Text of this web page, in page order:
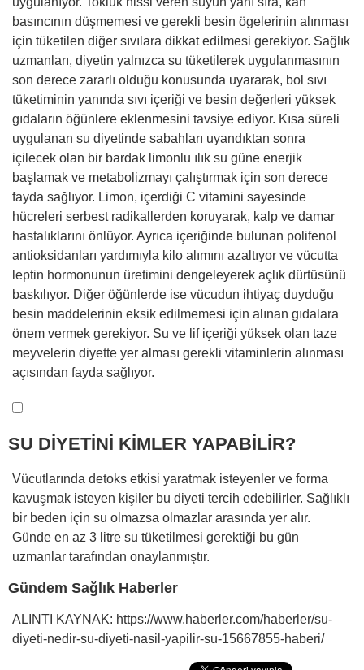
basıncının düşmemesi ve gerekli besin ögelerinin alınması
için tüketilen diğer sıvılara dikkat edilmesi gerekiyor. Sağlık
uzmanları, diyetin yalnızca su tüketilerek uygulanmasının
son derece zararlı olduğu konusunda uyararak, bol sıvı
tüketiminin yanında sıvı içeriği ve besin değerleri yüksek
gıdaların öğünlere eklenmesini tavsiye ediyor. Kısa süreli
uygulanan su diyetinde sabahları uyandıktan sonra
içilecek olan bir bardak limonlu ılık su güne enerjik
başlamak ve metabolizmayı çalıştırmak için son derece
fayda sağlıyor. Limon, içerdiği C vitamini sayesinde
hücreleri serbest radikallerden koruyarak, kalp ve damar
hastalıklarını önlüyor. Ayrıca içeriğinde bulunan polifenol
antioksidanları yardımıyla kilo alımını azaltıyor ve vücutta
leptin hormonunun üretimini dengeleyerek açlık dürtüsünü
baskılıyor. Diğer öğünlerde ise vücudun ihtiyaç duyduğu
besin maddelerinin eksik edilmemesi için alınan gıdalara
önem vermek gerekiyor. Su ve lif içeriği yüksek olan taze
meyvelerin diyette yer alması gerekli vitaminlerin alınması
açısından fayda sağlıyor.
SU DİYETİNİ KİMLER YAPABİLİR?
Vücutlarında detoks etkisi yaratmak isteyenler ve forma
kavuşmak isteyen kişiler bu diyeti tercih edebilirler. Sağlıklı
bir beden için su olmazsa olmazlar arasında yer alır.
Günde en az 3 litre su tüketilmesi gerektiği bu gün
uzmanlar tarafından onaylanmıştır.
Gündem Sağlık Haberler
ALINTI KAYNAK: https://www.haberler.com/haberler/su-
diyeti-nedir-su-diyeti-nasil-yapilir-su-15667855-haberi/